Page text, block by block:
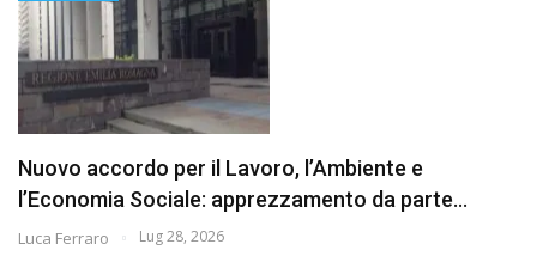
Nuovo accordo per il Lavoro, l’Ambiente e
l’Economia Sociale: apprezzamento da parte…
Luca Ferraro Lug 28, 2026